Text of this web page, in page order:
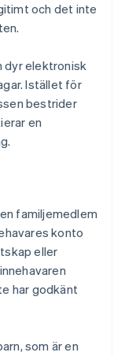
och det inte
dyr elektronisk
Istället för
bestrider
en
familjemedlem
konto
eller
har godkänt
som är en